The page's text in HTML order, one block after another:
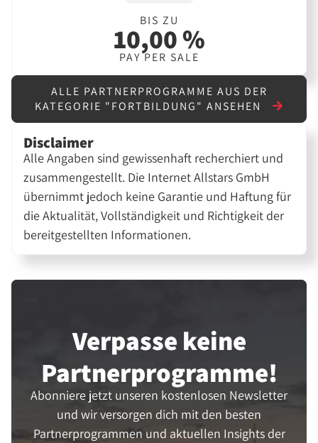
BIS ZU
10,00 %
PAY PER SALE
ALLE PARTNERPROGRAMME AUS DER
KATEGORIE "FORTBILDUNG" ANSEHEN
Disclaimer
Alle Angaben sind gewissenhaft recherchiert und
zusammengestellt. Die Internet Allstars GmbH
übernimmt jedoch keine Garantie und Haftung für
die Aktualität, Vollständigkeit und Richtigkeit der
bereitgestellten Informationen.
Verpasse keine
Partner­programme!
Abonniere jetzt unseren kostenlosen Newsletter
und wir versorgen dich mit den besten
Partnerprogrammen und aktuellen Insights der